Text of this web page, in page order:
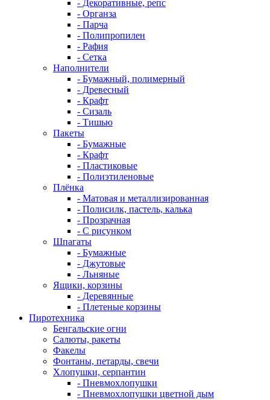
- Декоративные, репс
- Органза
- Парча
- Полипропилен
- Рафия
- Сетка
Наполнители
- Бумажный, полимерный
- Древесный
- Крафт
- Сизаль
- Тишью
Пакеты
- Бумажные
- Крафт
- Пластиковые
- Полиэтиленовые
Плёнка
- Матовая и металлизированная
- Полисилк, пастель, калька
- Прозрачная
- С рисунком
Шпагаты
- Бумажные
- Джутовые
- Льняные
Ящики, корзины
- Деревянные
- Плетеные корзины
Пиротехника
Бенгальские огни
Салюты, ракеты
Факелы
Фонтаны, петарды, свечи
Хлопушки, серпантин
- Пневмохлопушки
- Пневмохлопушки цветной дым